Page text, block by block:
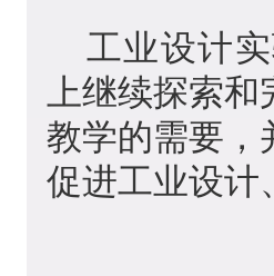
工业设计
上继续探索
教学的需要，
促进工业设计